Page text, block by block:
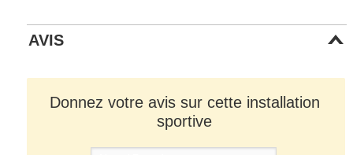
AVIS
Donnez votre avis sur cette installation
sportive